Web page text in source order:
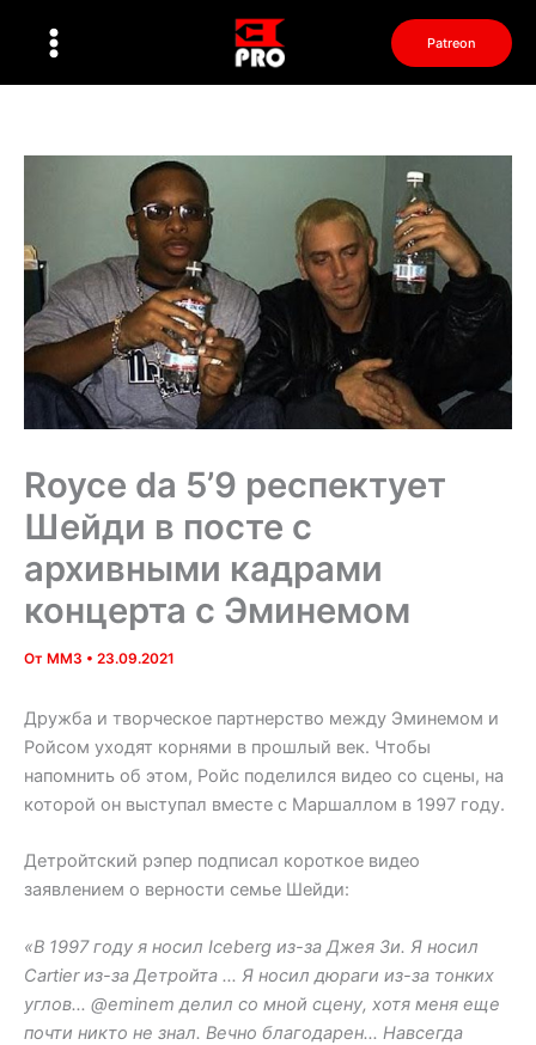
Patreon
Royce da 5’9 респектует
Шейди в посте с
архивными кадрами
концерта с Эминемом
От MM3 • 23.09.2021
Дружба и творческое партнерство между Эминемом и
Ройсом уходят корнями в прошлый век. Чтобы
напомнить об этом, Ройс поделился видео со сцены, на
которой он выступал вместе с Маршаллом в 1997 году.
Детройтский рэпер подписал короткое видео
заявлением о верности семье Шейди:
«В 1997 году я носил Iceberg из-за Джея Зи. Я носил
Cartier из-за Детройта … Я носил дюраги из-за тонких
углов… @eminem делил со мной сцену, хотя меня еще
почти никто не знал. Вечно благодарен… Навсегда